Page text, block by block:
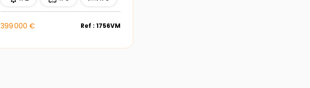
399 000 € Ref : 1756VM